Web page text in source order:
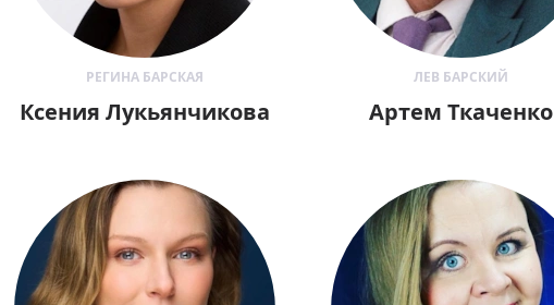
РЕГИНА БАРСКАЯ
Ксения Лукьянчикова
ЛЕВ БАРСКИЙ
Артем Ткаченко